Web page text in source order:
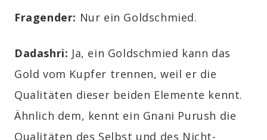
Fragender: Nur ein Goldschmied.
Dadashri: Ja, ein Goldschmied kann das
Gold vom Kupfer trennen, weil er die
Qualitäten dieser beiden Elemente kennt.
Ähnlich dem, kennt ein Gnani Purush die
Qualitäten des Selbst und des Nicht-